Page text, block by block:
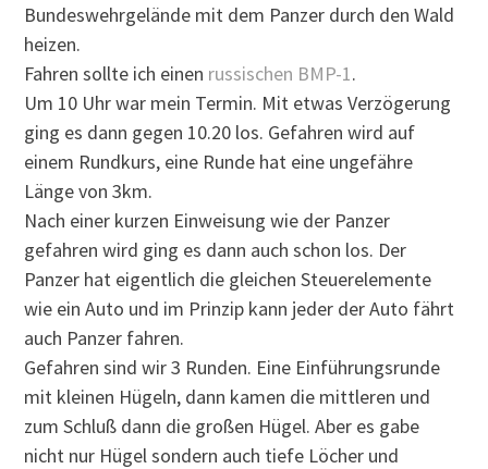
Bundeswehrgelände mit dem Panzer durch den Wald
heizen.
Fahren sollte ich einen russischen BMP-1.
Um 10 Uhr war mein Termin. Mit etwas Verzögerung
ging es dann gegen 10.20 los. Gefahren wird auf
einem Rundkurs, eine Runde hat eine ungefähre
Länge von 3km.
Nach einer kurzen Einweisung wie der Panzer
gefahren wird ging es dann auch schon los. Der
Panzer hat eigentlich die gleichen Steuerelemente
wie ein Auto und im Prinzip kann jeder der Auto fährt
auch Panzer fahren.
Gefahren sind wir 3 Runden. Eine Einführungsrunde
mit kleinen Hügeln, dann kamen die mittleren und
zum Schluß dann die großen Hügel. Aber es gabe
nicht nur Hügel sondern auch tiefe Löcher und